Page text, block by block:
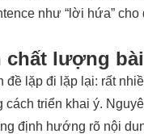
như “lời hứa” cho
chất lượng
lặp đi lặp lại: rất
triển khai ý.
định hướng rõ nội